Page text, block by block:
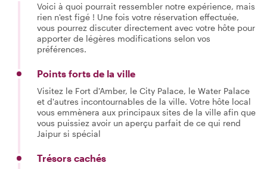
Voici à quoi pourrait ressembler notre expérience, mais
rien n'est figé ! Une fois votre réservation effectuée,
vous pourrez discuter directement avec votre hôte pour
apporter de légères modifications selon vos
préférences.
Points forts de la ville
Visitez le Fort d'Amber, le City Palace, le Water Palace
et d'autres incontournables de la ville. Votre hôte local
vous emmènera aux principaux sites de la ville afin que
vous puissiez avoir un aperçu parfait de ce qui rend
Jaipur si spécial
Trésors cachés